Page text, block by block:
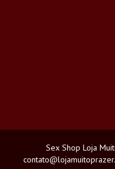
Sex Shop Loja